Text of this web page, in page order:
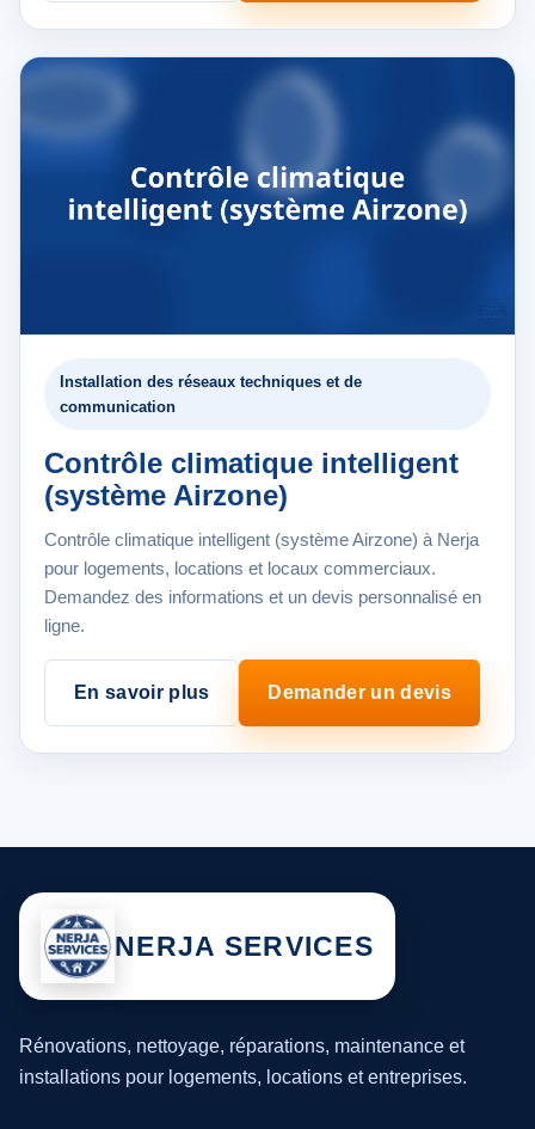
Installation des réseaux techniques et de
communication
Contrôle climatique intelligent
(système Airzone)
Contrôle climatique intelligent (système Airzone) à Nerja
pour logements, locations et locaux commerciaux.
Demandez des informations et un devis personnalisé en
ligne.
En savoir plus Demander un devis
NERJA SERVICES
Rénovations, nettoyage, réparations, maintenance et
installations pour logements, locations et entreprises.